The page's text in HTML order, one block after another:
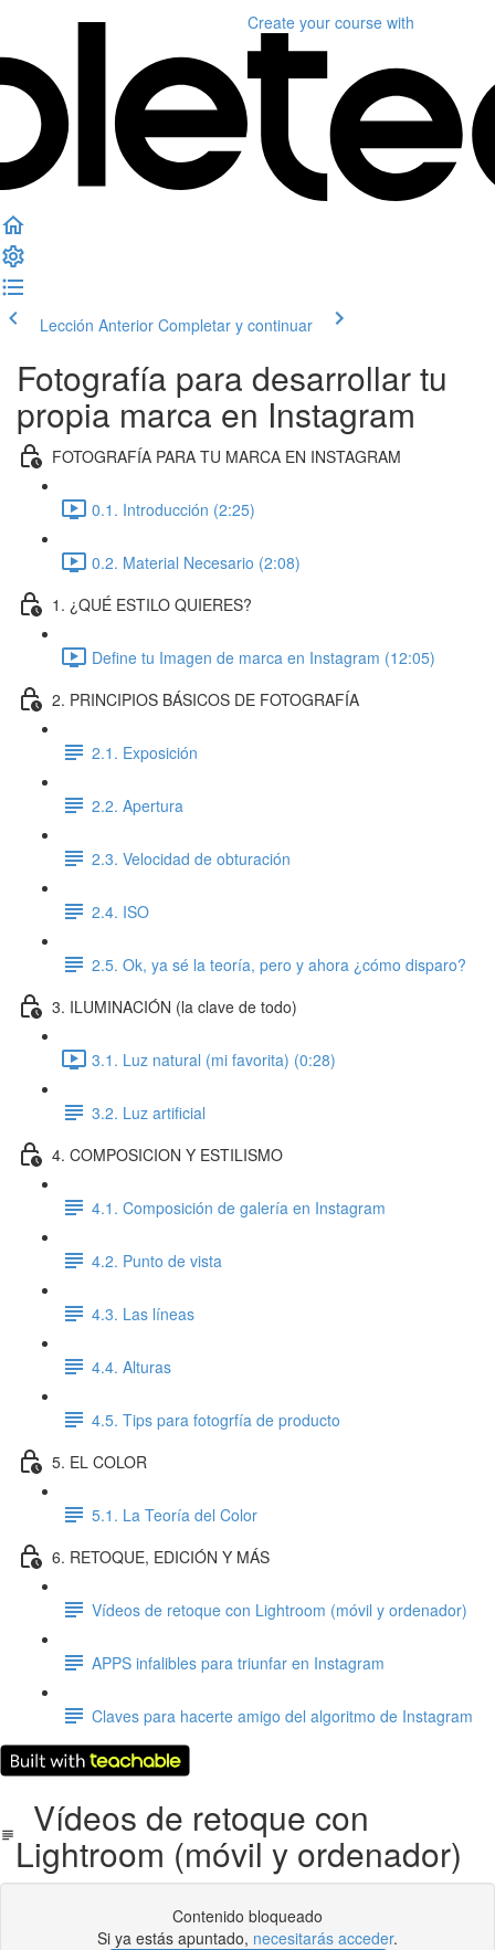
Create your course with
Lección Anterior Completar y continuar
Fotografía para desarrollar tu
propia marca en Instagram
FOTOGRAFÍA PARA TU MARCA EN INSTAGRAM
0.1. Introducción (2:25)
0.2. Material Necesario (2:08)
1. ¿QUÉ ESTILO QUIERES?
Define tu Imagen de marca en Instagram (12:05)
2. PRINCIPIOS BÁSICOS DE FOTOGRAFÍA
2.1. Exposición
2.2. Apertura
2.3. Velocidad de obturación
2.4. ISO
2.5. Ok, ya sé la teoría, pero y ahora ¿cómo disparo?
3. ILUMINACIÓN (la clave de todo)
3.1. Luz natural (mi favorita) (0:28)
3.2. Luz artificial
4. COMPOSICION Y ESTILISMO
4.1. Composición de galería en Instagram
4.2. Punto de vista
4.3. Las líneas
4.4. Alturas
4.5. Tips para fotogrfía de producto
5. EL COLOR
5.1. La Teoría del Color
6. RETOQUE, EDICIÓN Y MÁS
Vídeos de retoque con Lightroom (móvil y ordenador)
APPS infalibles para triunfar en Instagram
Claves para hacerte amigo del algoritmo de Instagram
Vídeos de retoque con
Lightroom (móvil y ordenador)
Contenido bloqueado
Si ya estás apuntado, necesitarás acceder.